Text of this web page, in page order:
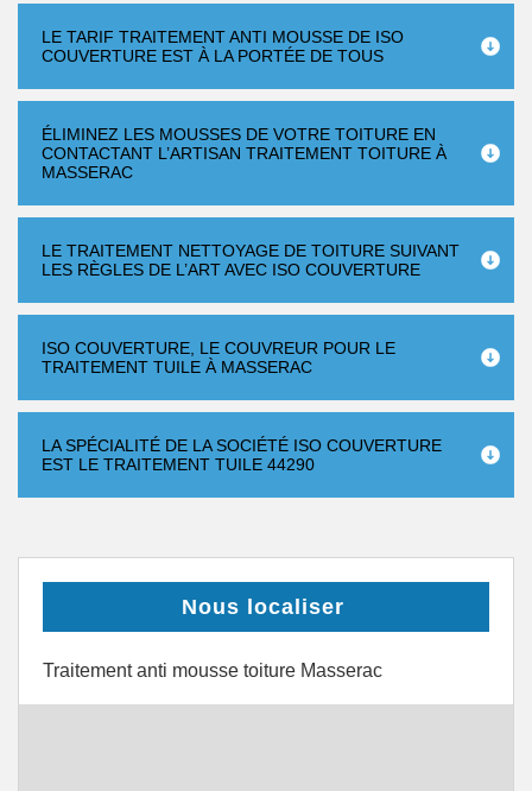
LE TARIF TRAITEMENT ANTI MOUSSE DE ISO
COUVERTURE EST À LA PORTÉE DE TOUS
ÉLIMINEZ LES MOUSSES DE VOTRE TOITURE EN
CONTACTANT L’ARTISAN TRAITEMENT TOITURE À
MASSERAC
LE TRAITEMENT NETTOYAGE DE TOITURE SUIVANT
LES RÈGLES DE L’ART AVEC ISO COUVERTURE
ISO COUVERTURE, LE COUVREUR POUR LE
TRAITEMENT TUILE À MASSERAC
LA SPÉCIALITÉ DE LA SOCIÉTÉ ISO COUVERTURE
EST LE TRAITEMENT TUILE 44290
Nous localiser
Traitement anti mousse toiture Masserac